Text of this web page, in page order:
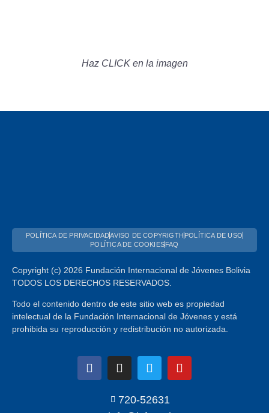
Haz CLICK en la imagen
POLÍTICA DE PRIVACIDADAVISO DE COPYRIGTH POLÍTICA DE USO
POLÍTICA DE COOKIESFAQ
Copyright (c) 2026 Fundación Internacional de Jóvenes Bolivia
TODOS LOS DERECHOS RESERVADOS.
Todo el contenido dentro de este sitio web es propiedad
intelectual de la Fundación Internacional de Jóvenes y está
prohibida su reproducción y redistribución no autorizada.
720-52631